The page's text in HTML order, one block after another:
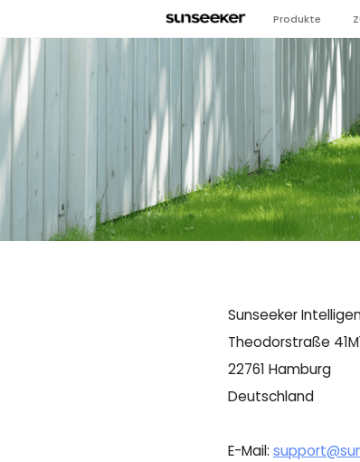
Produkte
Sunseeker
Theodorstraße
22761 Hamburg
Deutschland
E-Mail: